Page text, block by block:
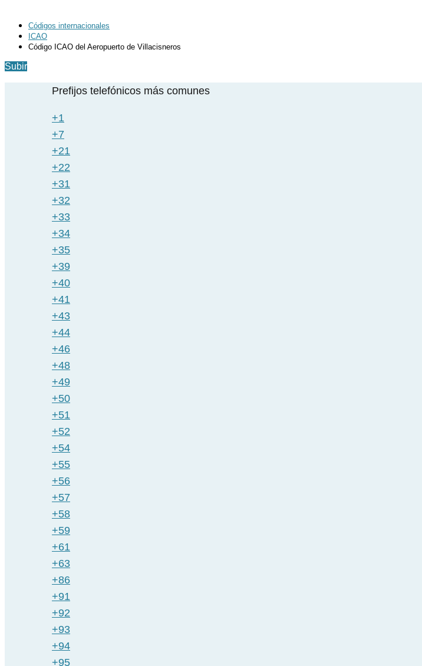
Códigos internacionales
ICAO
Código ICAO del Aeropuerto de Villacisneros
Subir
Prefijos telefónicos más comunes
+1
+7
+21
+22
+31
+32
+33
+34
+35
+39
+40
+41
+43
+44
+46
+48
+49
+50
+51
+52
+54
+55
+56
+57
+58
+59
+61
+63
+86
+91
+92
+93
+94
+95